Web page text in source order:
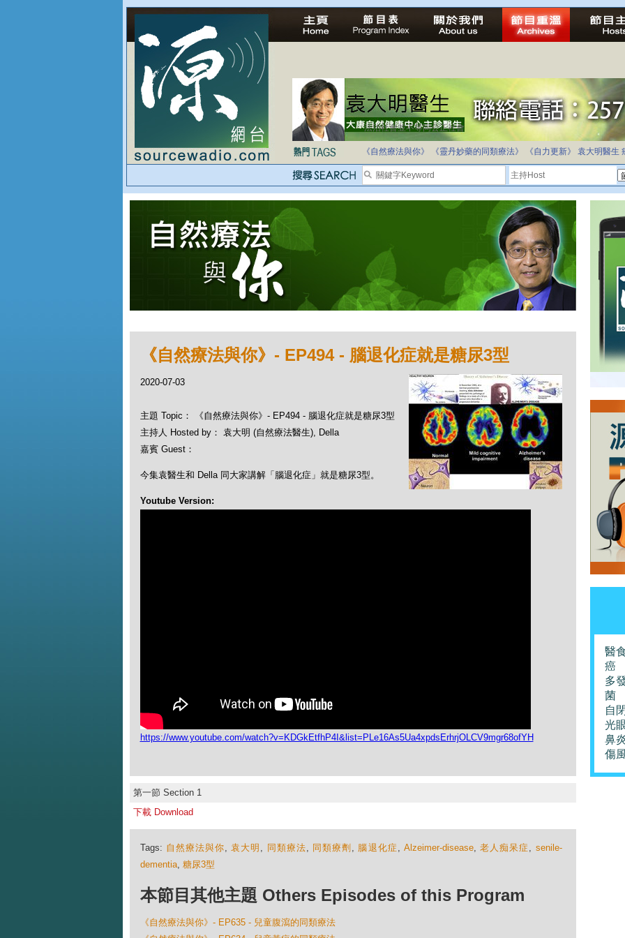
法治社會並不等同公正社會
自家教育合法化-推動多元化教育，全民學卷制
《自然療法與你》
《靈丹妙藥的同類療法》 《自力更新》 袁大明醫生
《自然療法與你》- EP494 - 腦退化症就是糖尿3型
2020-07-03
主題 Topic： 《自然療法與你》- EP494 - 腦退化症就是糖尿3型
主持人 Hosted by： 袁大明 (自然療法醫生), Della
嘉賓 Guest：
今集袁醫生和 Della 同大家講解「腦退化症」就是糖尿3型。
Youtube Version:
https://www.youtube.com/watch?v=KDGkEtfhP4I&list=PLe16As5Ua4xpdsErhrjOLCV9mgr68ofYH
第一節 Section 1
下載 Download
Tags: 自然療法與你,袁大明 , 同類療法, 同類療劑 , 腦退化症 , Alzeimer-disease,老人痴呆症 , senile-
dementia, 糖尿3型
本節目其他主題 Others Episodes of this Program
《自然療法與你》- EP635 - 兒童腹瀉的同類療法
醫
癌
多
菌
自
光
鼻
傷